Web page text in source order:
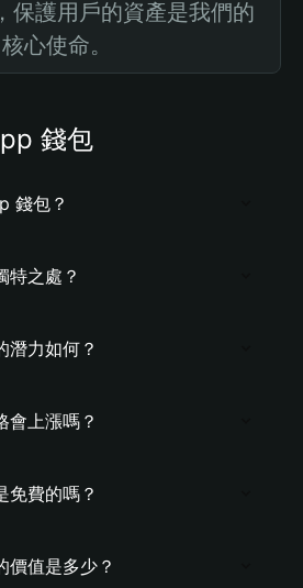
保護用戶的資產是我們的
核心使命。
錢包
錢包？
特之處？
力如何？
上漲嗎？
費的嗎？
值是多少？